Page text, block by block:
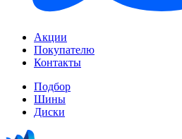
Акции
Покупателю
Контакты
Подбор
Шины
Диски